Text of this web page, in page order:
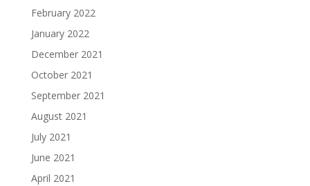
February 2022
January 2022
December 2021
October 2021
September 2021
August 2021
July 2021
June 2021
April 2021